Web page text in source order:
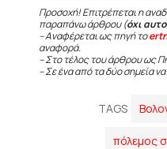
Προσοχή! Επιτρέπεται η
παραπάνω άρθρου (όχι
– Αναφέρεται ως πηγή το
αναφορά.
– Στο τέλος του άρθρου ως
– Σε ένα από τα δύο σημεία
TAGS
πόλεμος